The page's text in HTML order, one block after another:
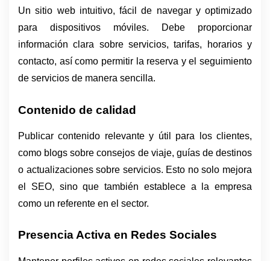
Un sitio web intuitivo, fácil de navegar y optimizado
para dispositivos móviles. Debe proporcionar
información clara sobre servicios, tarifas, horarios y
contacto, así como permitir la reserva y el seguimiento
de servicios de manera sencilla.
Contenido de calidad
Publicar contenido relevante y útil para los clientes,
como blogs sobre consejos de viaje, guías de destinos
o actualizaciones sobre servicios. Esto no solo mejora
el SEO, sino que también establece a la empresa
como un referente en el sector.
Presencia Activa en Redes Sociales